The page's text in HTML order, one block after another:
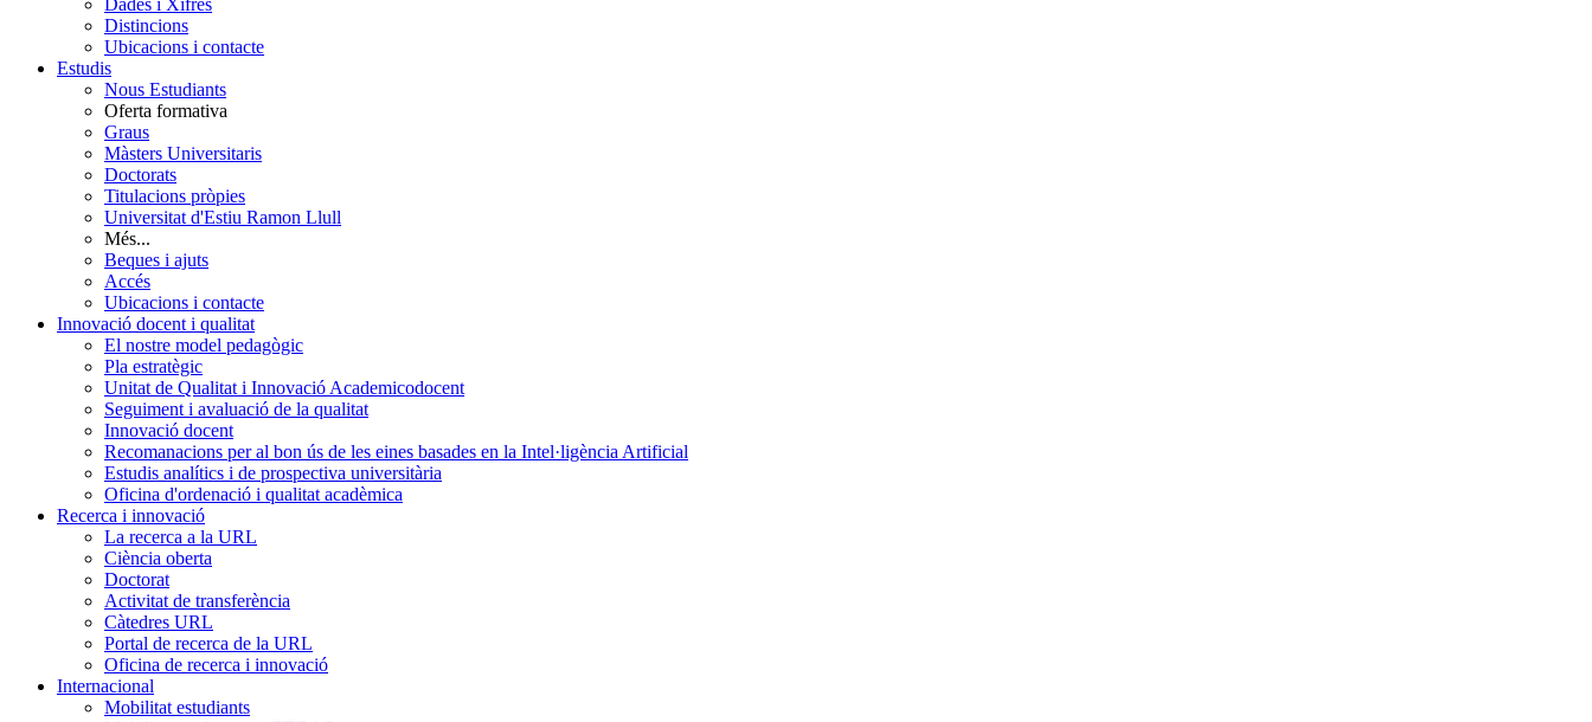
Distincions
Ubicacions i contacte
Estudis
Nous Estudiants
Oferta formativa
Graus
Màsters Universitaris
Doctorats
Titulacions pròpies
Universitat d'Estiu Ramon Llull
Més...
Beques i ajuts
Accés
Ubicacions i contacte
Innovació docent i qualitat
El nostre model pedagògic
Pla estratègic
Unitat de Qualitat i Innovació Academicodocent
Seguiment i avaluació de la qualitat
Innovació docent
Recomanacions per al bon ús de les eines basades en la Intel·ligència Artificial
Estudis analítics i de prospectiva universitària
Oficina d'ordenació i qualitat acadèmica
Recerca i innovació
La recerca a la URL
Ciència oberta
Doctorat
Activitat de transferència
Càtedres URL
Portal de recerca de la URL
Oficina de recerca i innovació
Internacional
Mobilitat estudiants